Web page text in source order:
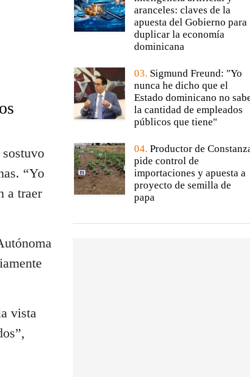
“Yo
a traer
vista
aranceles: claves de la
apuesta del Gobierno para
duplicar la economía
dominicana
03. Sigmund Freund: "Yo
nunca he dicho que el
Estado dominicano no
la cantidad de empleados
públicos que tiene"
04. Productor de
pide control de
importaciones y apuesta a
proyecto de semilla de
papa